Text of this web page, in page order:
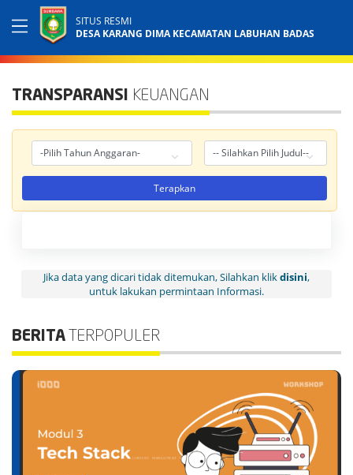
SITUS RESMI
DESA KARANG DIMA KECAMATAN LABUHAN BADAS
TRANSPARANSI KEUANGAN
Terapkan
Jika data yang dicari tidak ditemukan, Silahkan klikdisini,
untuk lakukan permintaan Informasi.
BERITA TERPOPULER